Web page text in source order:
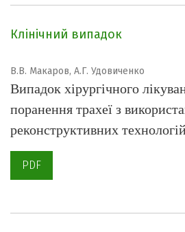
Клінічний випадок
В.В. Макаров, А.Г. Удовиченко
Випадок хірургічного
поранення трахеї з
реконструктивних технологій
PDF